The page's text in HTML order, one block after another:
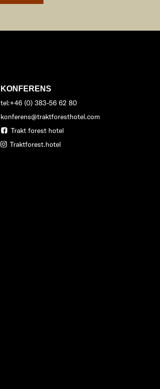
KONFERENS
tel:+46 (0) 383-56 62 80
konferens@traktforesthotel.com
Trakt forest hotel
Traktforest.hotel